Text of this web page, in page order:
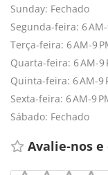
Sunday: Fechado
Segunda-feira: 6 AM-
Terça-feira: 6 AM-9
Quarta-feira: 6 AM-9
Quinta-feira: 6 AM-9
Sexta-feira: 6 AM-9
Sábado: Fechado
Avalie-nos